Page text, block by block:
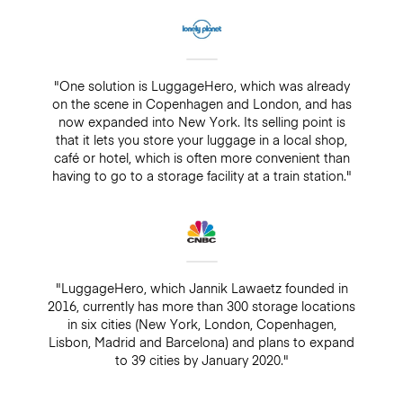
"One solution is LuggageHero, which was already
on the scene in Copenhagen and London, and has
now expanded into New York. Its selling point is
that it lets you store your luggage in a local shop,
café or hotel, which is often more convenient than
having to go to a storage facility at a train station."
"LuggageHero, which Jannik Lawaetz founded in
2016, currently has more than 300 storage locations
in six cities (New York, London, Copenhagen,
Lisbon, Madrid and Barcelona) and plans to expand
to 39 cities by January 2020."